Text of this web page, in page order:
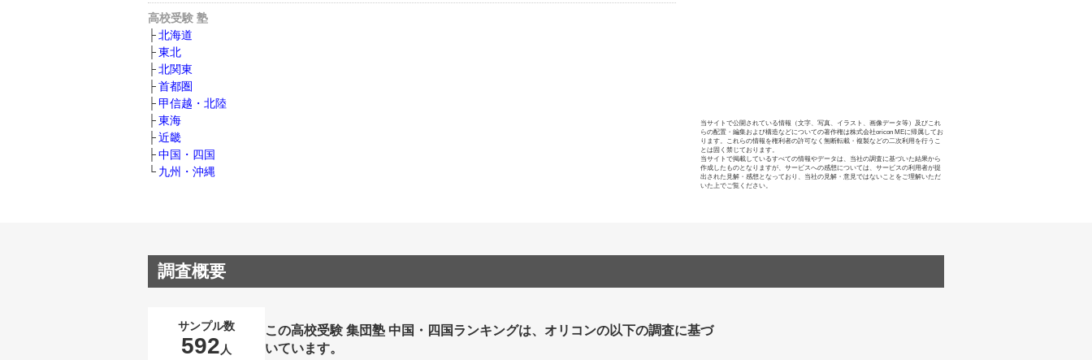
高校受験 塾
北海道
東北
北関東
首都圏
甲信越・北陸
東海
近畿
中国・四国
九州・沖縄
当サイトで公開されている情報（文字、写真、イラスト、画像データ等）及びこれ
らの配置・編集および構造などについての著作権は株式会社oricon MEに帰属してお
ります。これらの情報を権利者の許可なく無断転載・複製などの二次利用を行うこ
とは固く禁じております。
当サイトで掲載しているすべての情報やデータは、当社の調査に基づいた結果から
作成したものとなりますが、サービスへの感想については、サービスの利用者が提
出された見解・感想となっており、当社の見解・意見ではないことをご理解いただ
いた上でご覧ください。
調査概要
サンプル数
592 人
この高校受験 集団塾 中国・四国ランキングは、オリコンの以下の調査に基づ
いています。